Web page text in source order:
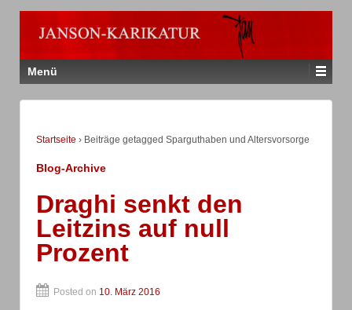
Menü
Startseite › Beiträge getagged Sparguthaben und Altersvorsorge
Blog-Archive
Draghi senkt den
Leitzins auf null
Prozent
Posted on 10. März 2016